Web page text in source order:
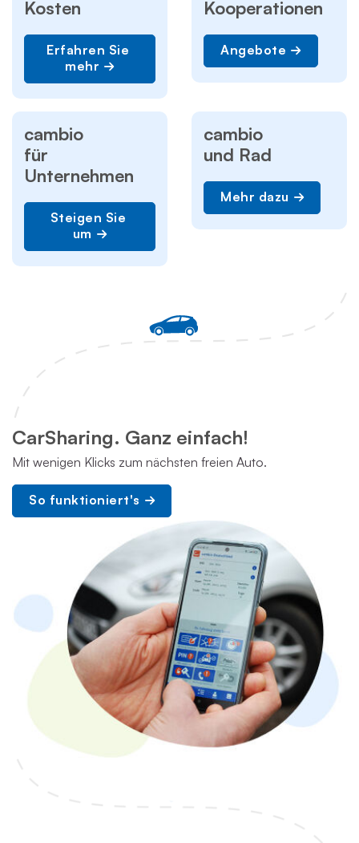
Kosten
Erfahren Sie
mehr
Kooperationen
Angebote
cambio
für
Unternehmen
Steigen Sie
um
cambio
und Rad
Mehr dazu
CarSharing. Ganz einfach!
Mit wenigen Klicks zum nächsten freien Auto.
So funktioniert's